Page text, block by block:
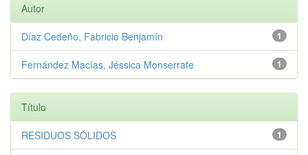
Autor
1
Díaz Cedeño, Fabricio Benjamín
1
Fernández Macías, Jéssica Monserrate
Título
1
RESIDUOS SÓLIDOS